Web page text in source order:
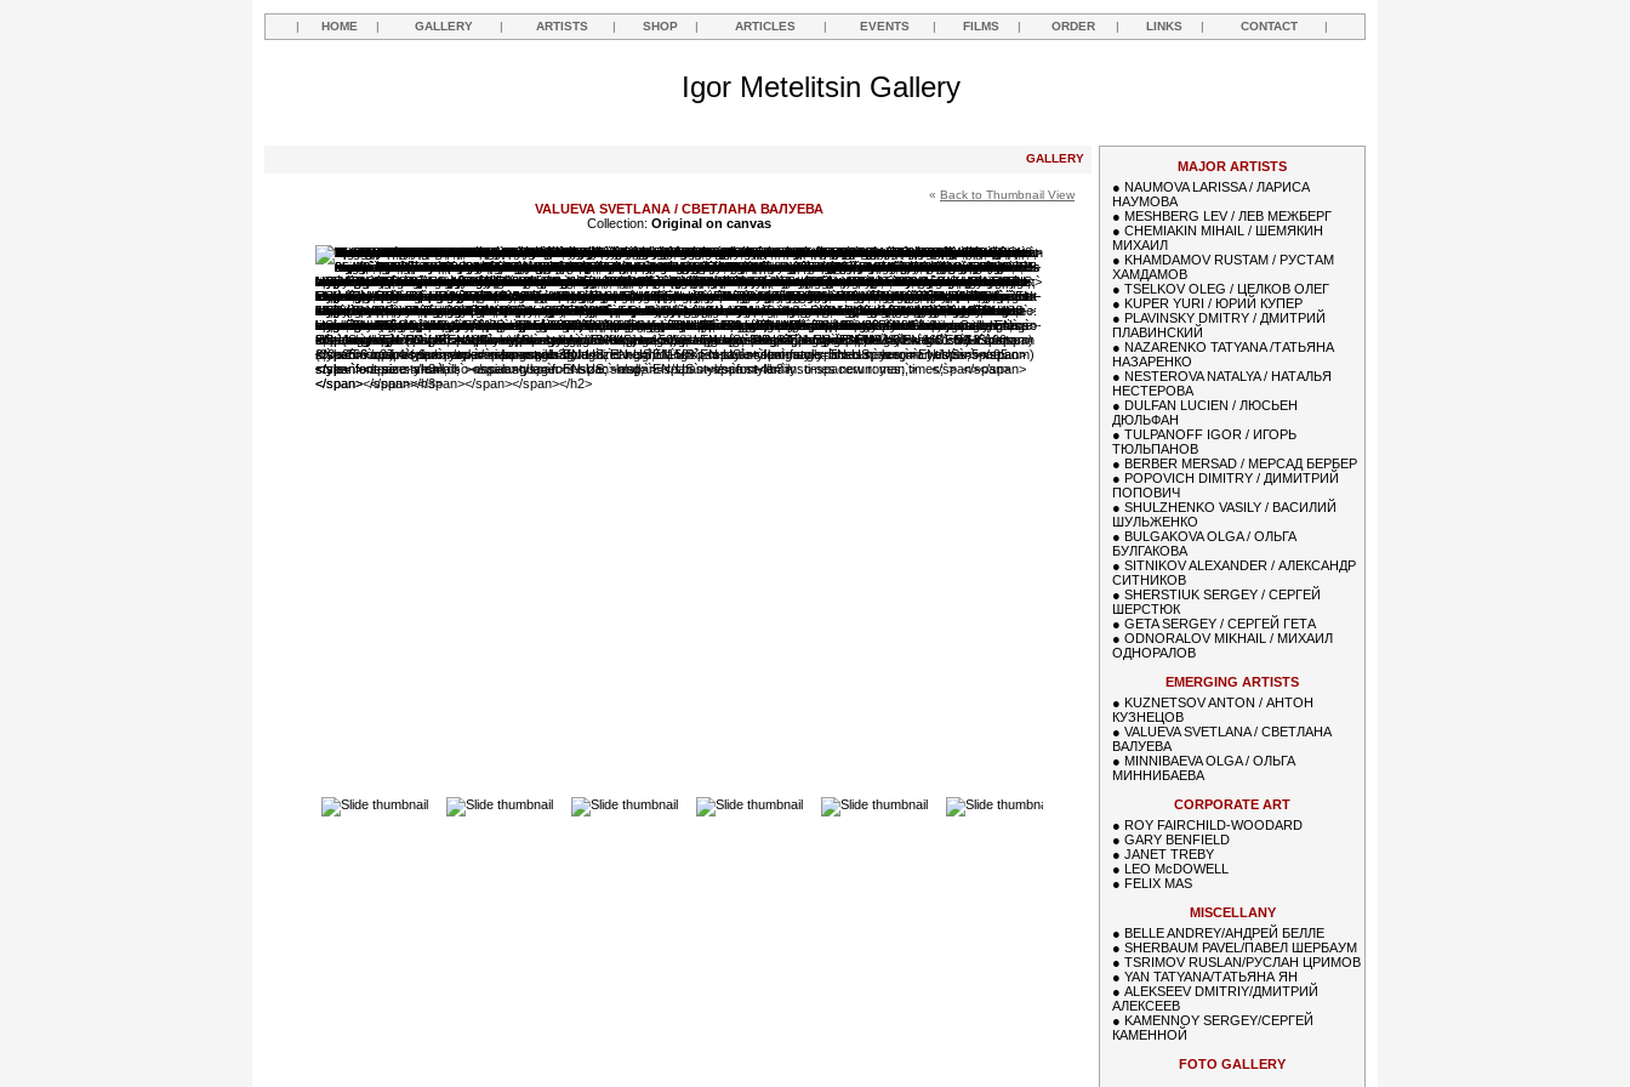
| HOME | GALLERY | ARTISTS | SHOP | ARTICLES | EVENTS | FILMS | ORDER | LINKS | CONTACT |
Igor Metelitsin Gallery
GALLERY
« Back to Thumbnail View
VALUEVA SVETLANA / СВЕТЛАНА ВАЛУЕВА
Collection: Original on canvas
MAJOR ARTISTS
● NAUMOVA LARISSA / ЛАРИСА
НАУМОВА
● MESHBERG LEV / ЛЕВ МЕЖБЕРГ
● CHEMIAKIN MIHAIL / ШЕМЯКИН
МИХАИЛ
● KHAMDAMOV RUSTAM / РУСТАМ
ХАМДАМОВ
● TSELKOV OLEG / ЦЕЛКОВ ОЛЕГ
● KUPER YURI / ЮРИЙ КУПЕР
● PLAVINSKY DMITRY / ДМИТРИЙ
ПЛАВИНСКИЙ
● NAZARENKO TATYANA /ТАТЬЯНА
НАЗАРЕНКО
● NESTEROVA NATALYA / НАТАЛЬЯ
НЕСТЕРОВА
● DULFAN LUCIEN / ЛЮСЬЕН
ДЮЛЬФАН
● TULPANOFF IGOR / ИГОРЬ
ТЮЛЬПАНОВ
● BERBER MERSAD / МЕРСАД БЕРБЕР
● POPOVICH DIMITRY / ДИМИТРИЙ
ПОПОВИЧ
● SHULZHENKO VASILY / ВАСИЛИЙ
ШУЛЬЖЕНКО
● BULGAKOVA OLGA / ОЛЬГА
БУЛГАКОВА
● SITNIKOV ALEXANDER / АЛЕКСАНДР
СИТНИКОВ
● SHERSTIUK SERGEY / СЕРГЕЙ
ШЕРСТЮК
● GETA SERGEY / СЕРГЕЙ ГЕТА
● ODNORALOV MIKHAIL / МИХАИЛ
ОДНОРАЛОВ
EMERGING ARTISTS
● KUZNETSOV ANTON / АНТОН
КУЗНЕЦОВ
● VALUEVA SVETLANA / СВЕТЛАНА
ВАЛУЕВА
● MINNIBAEVA OLGA / ОЛЬГА
МИННИБАЕВА
CORPORATE ART
● ROY FAIRCHILD-WOODARD
● GARY BENFIELD
● JANET TREBY
● LEO McDOWELL
● FELIX MAS
MISCELLANY
● BELLE ANDREY/АНДРЕЙ БЕЛЛЕ
● SHERBAUM PAVEL/ПАВЕЛ ШЕРБАУМ
● TSRIMOV RUSLAN/РУСЛАН ЦРИМОВ
● YAN TATYANA/ТАТЬЯНА ЯН
● ALEKSEEV DMITRIY/ДМИТРИЙ
АЛЕКСЕЕВ
● KAMENNOY SERGEY/СЕРГЕЙ
КАМЕННОЙ
FOTO GALLERY